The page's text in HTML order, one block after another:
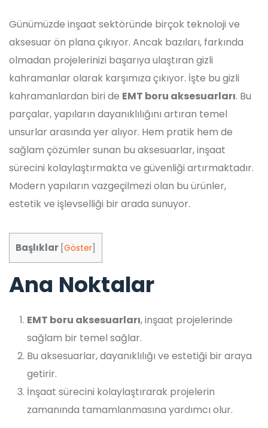
Günümüzde inşaat sektöründe birçok teknoloji ve
aksesuar ön plana çıkıyor. Ancak bazıları, farkında
olmadan projelerinizi başarıya ulaştıran gizli
kahramanlar olarak karşımıza çıkıyor. İşte bu gizli
kahramanlardan biri de EMT boru aksesuarları. Bu
parçalar, yapıların dayanıklılığını artıran temel
unsurlar arasında yer alıyor. Hem pratik hem de
sağlam çözümler sunan bu aksesuarlar, inşaat
sürecini kolaylaştırmakta ve güvenliği artırmaktadır.
Modern yapıların vazgeçilmezi olan bu ürünler,
estetik ve işlevselliği bir arada sunuyor.
Başlıklar Göster
Ana Noktalar
EMT boru aksesuarları, inşaat projelerinde
sağlam bir temel sağlar.
Bu aksesuarlar, dayanıklılığı ve estetiği bir araya
getirir.
İnşaat sürecini kolaylaştırarak projelerin
zamanında tamamlanmasına yardımcı olur.